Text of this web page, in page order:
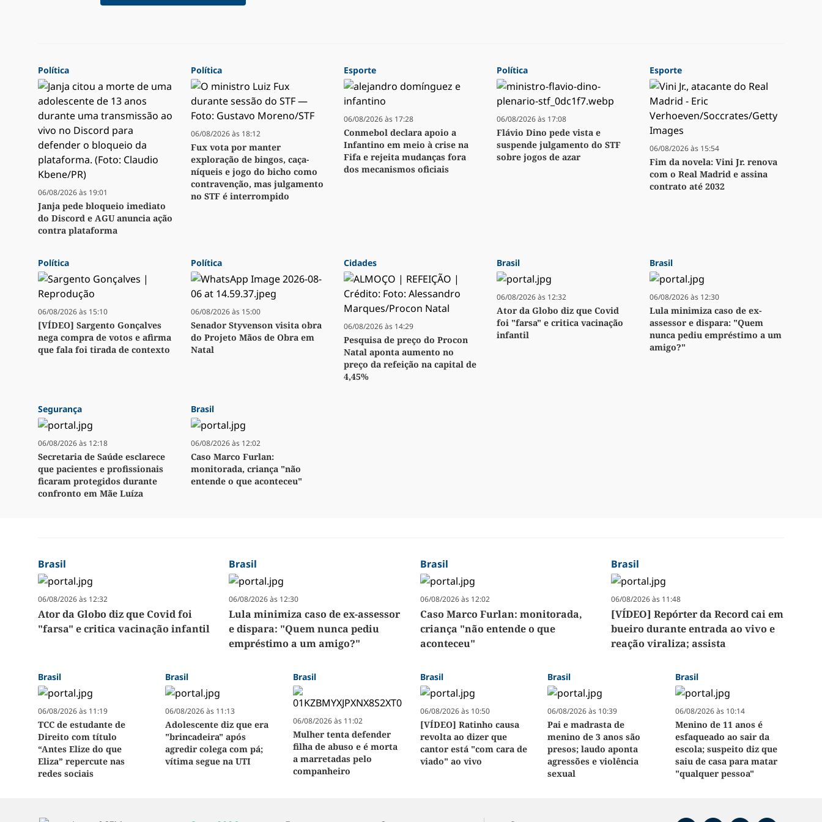
Política
06/08/2026 às 19:01
Janja pede bloqueio imediato
do Discord e AGU anuncia ação
contra plataforma
Política
06/08/2026 às 18:12
Fux vota por manter
exploração de bingos, caça-
níqueis e jogo do bicho como
contravenção, mas julgamento
no STF é interrompido
Esporte
06/08/2026 às 17:28
Conmebol declara apoio a
Infantino em meio à crise na
Fifa e rejeita mudanças fora
dos mecanismos oficiais
Política
06/08/2026 às 17:08
Flávio Dino pede vista e
suspende julgamento do STF
sobre jogos de azar
Esporte
06/08/2026 às 15:54
Fim da novela: Vini Jr. renova
com o Real Madrid e assina
contrato até 2032
Política
06/08/2026 às 15:10
[VÍDEO] Sargento Gonçalves
nega compra de votos e afirma
que fala foi tirada de contexto
Política
06/08/2026 às 15:00
Senador Styvenson visita obra
do Projeto Mãos de Obra em
Natal
Cidades
06/08/2026 às 14:29
Pesquisa de preço do Procon
Natal aponta aumento no
preço da refeição na capital de
4,45%
Brasil
06/08/2026 às 12:32
Ator da Globo diz que Covid
foi "farsa" e critica vacinação
infantil
Brasil
06/08/2026 às 12:30
Lula minimiza caso de ex-
assessor e dispara: "Quem
nunca pediu empréstimo a um
amigo?"
Segurança
06/08/2026 às 12:18
Secretaria de Saúde esclarece
que pacientes e profissionais
ficaram protegidos durante
confronto em Mãe Luíza
Brasil
06/08/2026 às 12:02
Caso Marco Furlan:
monitorada, criança "não
entende o que aconteceu"
Brasil
06/08/2026 às 12:32
Ator da Globo diz que Covid foi
"farsa" e critica vacinação infantil
Brasil
06/08/2026 às 12:30
Lula minimiza caso de ex-assessor
e dispara: "Quem nunca pediu
empréstimo a um amigo?"
Brasil
06/08/2026 às 12:02
Caso Marco Furlan: monitorada,
criança "não entende o que
aconteceu"
Brasil
06/08/2026 às 11:48
[VÍDEO] Repórter da Record cai em
bueiro durante entrada ao vivo e
reação viraliza; assista
Brasil
06/08/2026 às 11:19
TCC de estudante de
Direito com título
“Antes Elize do que
Eliza” repercute nas
redes sociais
Brasil
06/08/2026 às 11:13
Adolescente diz que era
"brincadeira" após
agredir colega com pá;
vítima segue na UTI
Brasil
06/08/2026 às 11:02
Mulher tenta defender
filha de abuso e é morta
a marretadas pelo
companheiro
Brasil
06/08/2026 às 10:50
[VÍDEO] Ratinho causa
revolta ao dizer que
cantor está "com cara de
viado" ao vivo
Brasil
06/08/2026 às 10:39
Pai e madrasta de
menino de 3 anos são
presos; laudo aponta
agressões e violência
sexual
Brasil
06/08/2026 às 10:14
Menino de 11 anos é
esfaqueado ao sair da
escola; suspeito diz que
saiu de casa para matar
"qualquer pessoa"